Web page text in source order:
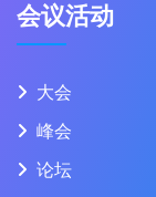
会议活动
大会
峰会
论坛